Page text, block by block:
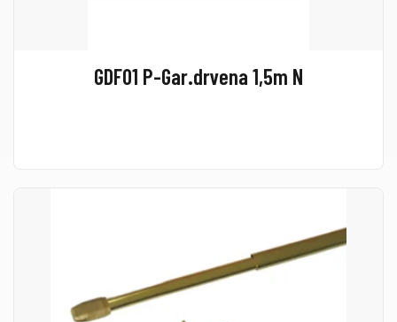
GDF01 P-Gar.drvena 1,5m N